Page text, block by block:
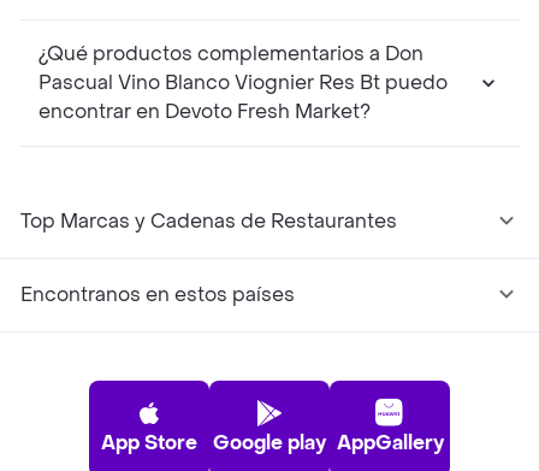
¿Qué productos complementarios a Don
Pascual Vino Blanco Viognier Res Bt puedo
encontrar en Devoto Fresh Market?
Top Marcas y Cadenas de Restaurantes
Encontranos en estos países
App Store Google play AppGallery